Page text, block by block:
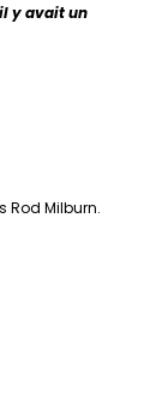
y avait un
Rod Milburn.